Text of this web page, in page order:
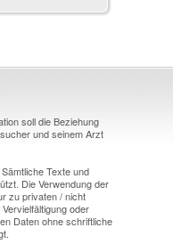
soll die Beziehung
und seinem Arzt
Texte und
Die Verwendung der
zu privaten / nicht
oder
Daten ohne schriftliche